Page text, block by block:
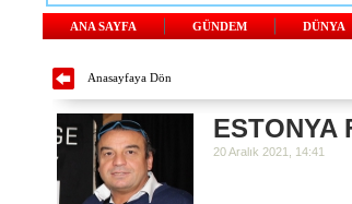
ANA SAYFA GÜNDEM DÜNYA
Anasayfaya Dön
ESTONYA
20 Aralık 2021, 14:41